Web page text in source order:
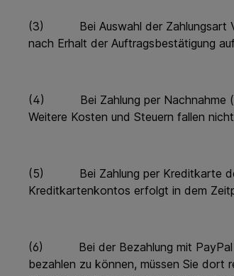
(3) Bei Auswahl der Zahlungsart
nach Erhalt der Auftragsbestätigung
(4) Bei Zahlung per Nachnahme
Weitere Kosten und Steuern fallen
(5) Bei Zahlung per Kreditkarte der
Kreditkartenkontos erfolgt in dem
(6) Bei der Bezahlung mit PayPal
bezahlen zu können, müssen Sie dort